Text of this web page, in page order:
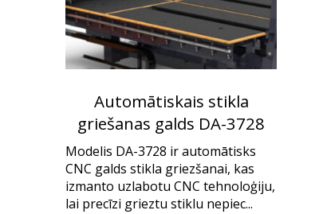
Automātiskais stikla
griešanas galds DA-3728
Modelis DA-3728 ir automātisks
CNC galds stikla griezšanai, kas
izmanto uzlabotu CNC tehnoloģiju,
lai precīzi grieztu stiklu nepiec...